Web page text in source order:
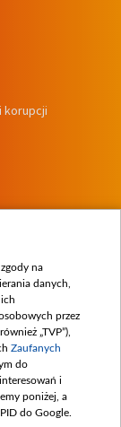
korupcji
na
danych,
przez
„TVP”),
Zaufanych
do
i
poniżej, a
do Google.